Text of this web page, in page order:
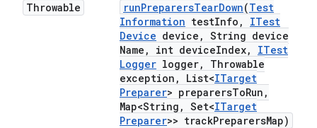
Throwable runPreparersTearDown(Test
Information testInfo ,
ITest
Device device , String device
Name , int deviceIndex,
ITest
Logger logger,
Throwable
exception , List<ITarget
Preparer> preparersToRun ,
Map<String , Set<ITarget
Preparer>> trackPreparersMap)